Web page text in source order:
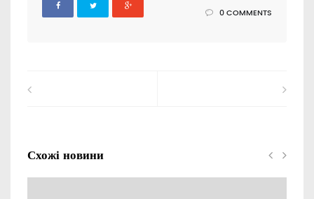
0 COMMENTS
Схожі новини